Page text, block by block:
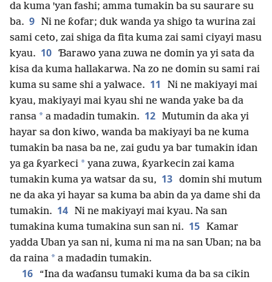
da kuma ꞌyan fashi; amma tumakin ba su saurare su
ba. 9 Ni ne ƙofar; duk wanda ya shigo ta wurina zai
sami ceto, zai shiga da fita kuma zai sami ciyayi masu
kyau. 10 Ɓarawo yana zuwa ne domin ya yi sata da
kisa da kuma hallakarwa. Na zo ne domin su sami rai
kuma su same shi a yalwace. 11
Ni ne makiyayi mai
kyau, makiyayi mai kyau shi ne wanda yake ba da
ransa * a madadin tumakin. 12 Mutumin da aka yi
hayar sa don kiwo, wanda ba makiyayi ba ne kuma
tumakin ba nasa ba ne, zai gudu ya bar tumakin idan
ya ga ƙyarkeci * yana zuwa, ƙyarkecin zai kama
tumakin kuma ya watsar da su, 13 domin shi mutum
ne da aka yi hayar sa kuma ba abin da ya dame shi da
tumakin. 14 Ni ne makiyayi mai kyau. Na san
tumakina kuma tumakina sun san ni. 15 Kamar
yadda Uban ya san ni, kuma ni ma na san Uban; na ba
da raina * a madadin tumakin.
16
“Ina da waɗansu tumaki kuma da ba sa cikin